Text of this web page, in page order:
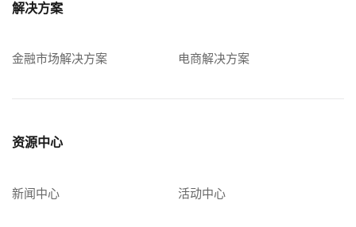
解决方案
金融市场解决方案 电商解决方案
资源中心
新闻中心 活动中心